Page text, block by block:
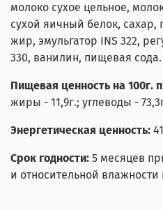
молоко сухое цельное,
сухой яичный белок, сахар,
жир, эмульгатор INS 322,
330, ванилин, пищевая сода.
Пищевая ценность на 100г.
жиры - 11,9г.; углеводы -
Энергетическая ценность:
Срок годности: 5 месяцев
и относительной влажности